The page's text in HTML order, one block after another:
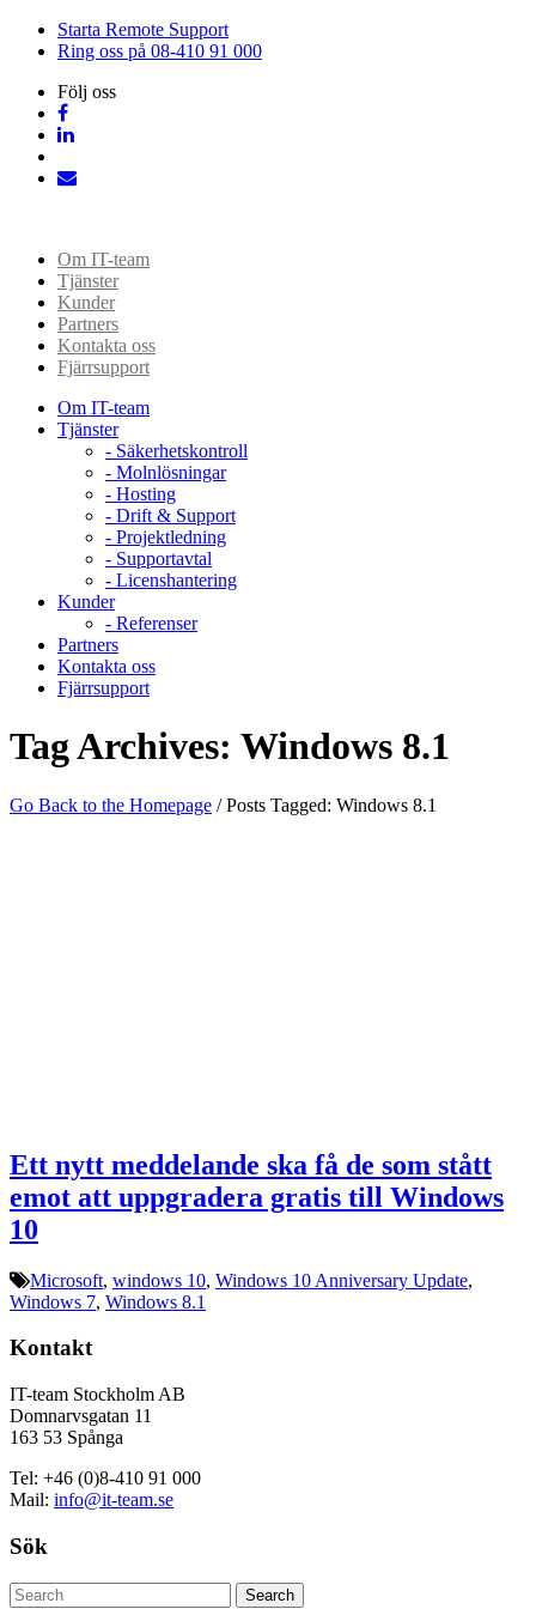
Starta Remote Support
Ring oss på 08-410 91 000
Följ oss
Om IT-team
Tjänster
Kunder
Partners
Kontakta oss
Fjärrsupport
Om IT-team
Tjänster
- Säkerhetskontroll
- Molnlösningar
- Hosting
- Drift & Support
- Projektledning
- Supportavtal
- Licenshantering
Kunder
- Referenser
Partners
Kontakta oss
Fjärrsupport
Tag Archives: Windows 8.1
Go Back to the Homepage /Posts Tagged: Windows 8.1
Ett nytt meddelande ska få de som stått
emot att uppgradera gratis till Windows
10
Microsoft, windows 10, Windows 10 Anniversary Update,
Windows 7, Windows 8.1
Kontakt
IT-team Stockholm AB
Domnarvsgatan 11
163 53 Spånga
Tel: +46 (0)8-410 91 000
Mail: info@it-team.se
Sök